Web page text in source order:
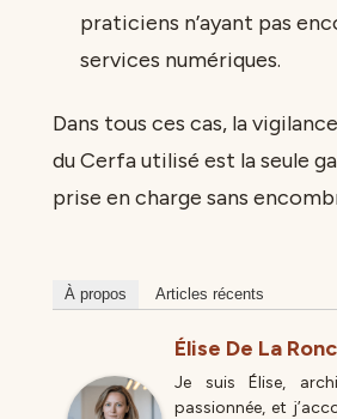
praticiens n’ayant pas
services numériques.
Dans tous ces cas, la
du Cerfa utilisé est la seule
prise en charge sans
À propos Articles récents
Élise De La
Je suis Élise,
passionnée, et